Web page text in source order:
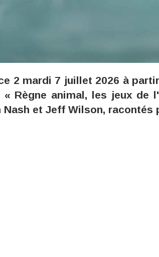
2 mardi 7 juillet 2026 à
« Règne animal, les jeux de
Nash et Jeff Wilson, racontés